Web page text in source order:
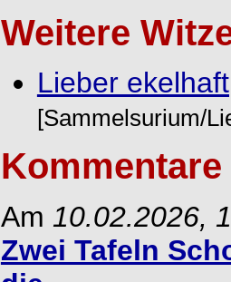
Weitere
Lieber
[Sammelsurium/
Am 10.02.2026,
Zwei Tafeln